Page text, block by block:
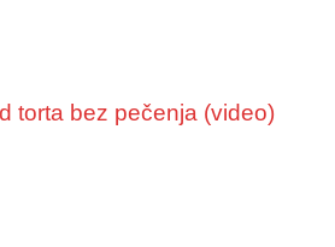
torta bez pečenja (video)